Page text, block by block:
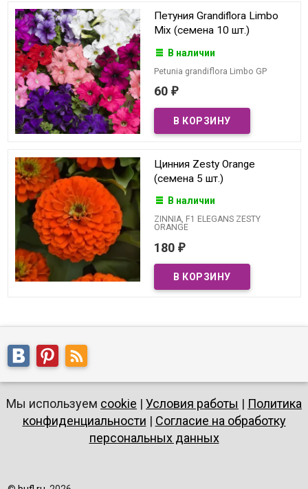
Петуния Grandiflora Limbo
Mix (семена 10 шт.)
В наличии
Petunia grandiflora Limbo GP
60 ₽
Цинния Zesty Orange
(семена 5 шт.)
В наличии
ZINNIA, F1 ELEGANS ZESTY
ORANGE
180 ₽
Мы используем cookie | Условия работы | Политика
конфиденциальности | Согласие на обработку
персональных данных